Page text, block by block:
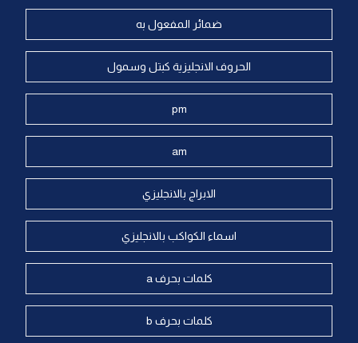
ضمائر المفعول به
الحروف الانجليزية كبتل وسمول
pm
am
الابراج بالانجليزي
اسماء الكواكب بالانجليزي
كلمات بحرف a
كلمات بحرف b